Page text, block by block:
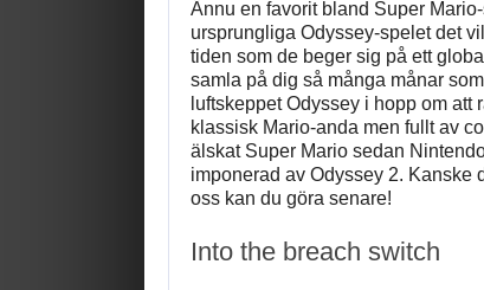
Ännu en favorit bland Super
ursprungliga Odyssey-spelet det
tiden som de beger sig på ett
samla på dig så många månar
luftskeppet Odyssey i hopp om
klassisk Mario-anda men fullt av
älskat Super Mario sedan
imponerad av Odyssey 2. Kanske
oss kan du göra senare!
Into the breach switch